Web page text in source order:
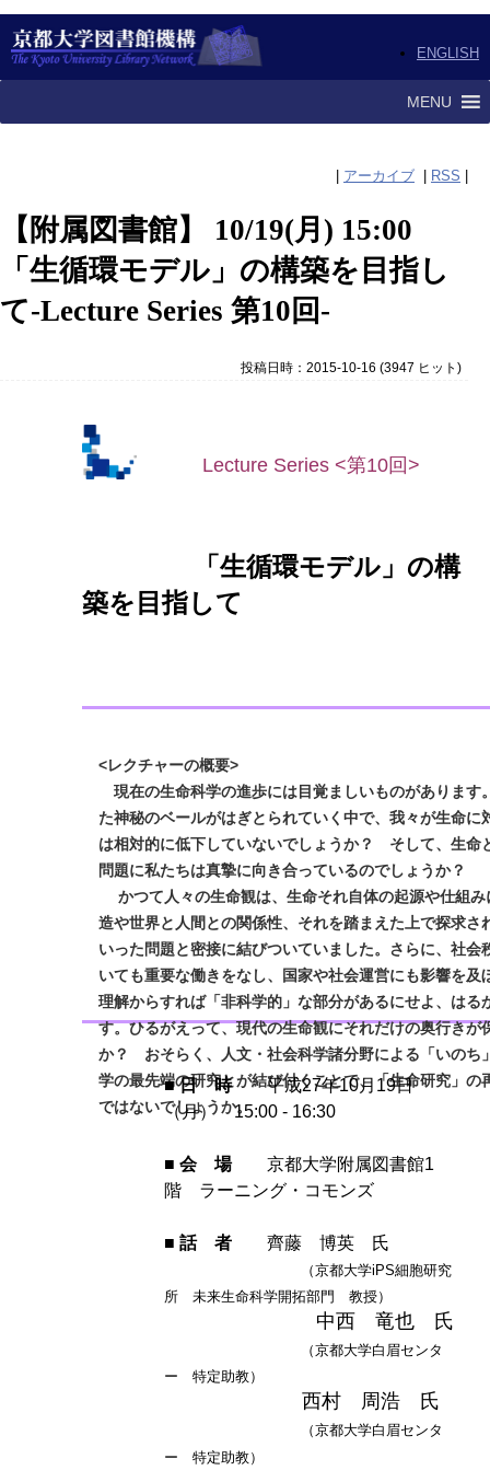
ENGLISH
MENU
アーカイブ RSS
【附属図書館】 10/19(月) 15:00
「生循環モデル」の構築を目指し
て-Lecture Series 第10回-
投稿日時：2015-10-16 (3947 ヒット )
Lecture Series <第10回>
「生循環モデル」の構
築を目指して
<レクチャーの概要>
現在の生命科学の進歩には目覚ましいものがあります
た神秘のベールがはぎとられていく中で、我々が生命に
は相対的に低下していないでしょうか？ そして、生命
問題に私たちは真摯に向き合っているのでしょうか？
かつて人々の生命観は、生命それ自体の起源や仕組
造や世界と 人間との関係性、それを踏まえた上で探求さ
いった問題と密接に結びついていました。さらに、社会
いても重要な働きをなし、国家や社会運営にも影響を及
理解からすれば「非科学的」な部分があるにせよ、はる
す。ひるがえって、現代の生命観にそれだけの奥行きが
か？ おそらく 、人文・社会科学諸分野による「いのち
学の最先端の研究とが結び付くことで、「生命研究」の
ではないでしょうか。
■日 時平成27年10月19日
（月） 15:00 - 16:30
■ 会 場京都大学附属図書館1
階 ラーニング・コモンズ
■ 話 者 齊藤 博英 氏
（京都大学iPS細胞研究
所 未来生命科学開拓部門 教授）
中西 竜也 氏
（京都大学白眉センタ
ー 特定助教）
西村 周浩 氏
（京都大学白眉センタ
ー 特定助教）